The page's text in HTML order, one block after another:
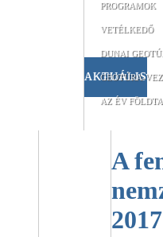
AKTUÁLIS
PROGRAMOK
VETÉLKEDŐ
DUNAI
GEOTÚRA-
AZ ÉV
A fenntartható turizmus
2017